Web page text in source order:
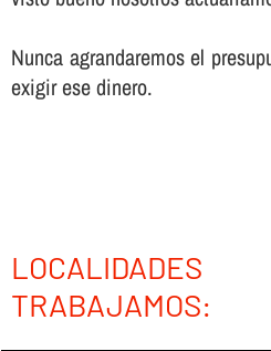
Nunca agrandaremos el
exigir ese dinero.
TRABAJAMOS: